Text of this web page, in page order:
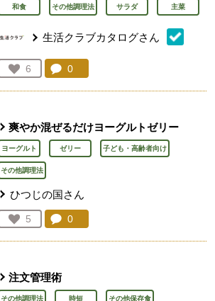
和食 その他調理法 サラダ 主菜
生活クラブカタログさん
お気に入り登録：
6
人が登録
コメント：
0
爽やか混ぜるだけヨーグルトゼリー
ヨーグルト ゼリー 子ども・高齢者向け
その他調理法
ひつじの国さん
お気に入り登録：
5
人が登録
コメント：
0
注文管理術
その他調理法 時短 その他保存食